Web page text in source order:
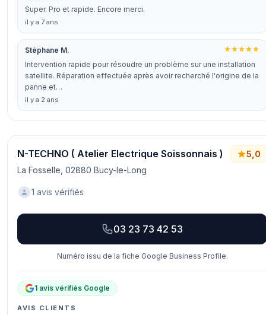
Super. Pro et rapide. Encore merci.
il y a 7 ans
Stéphane M.
Intervention rapide pour résoudre un problème sur une installation
satellite. Réparation effectuée après avoir recherché l'origine de la
panne et…
il y a 2 ans
N-TECHNO ( Atelier Electrique Soissonnais )
La Fosselle, 02880 Bucy-le-Long
5,0
1 avis vérifiés
03 23 73 42 53
Numéro issu de la fiche Google Business Profile.
1 avis vérifiés Google
AVIS CLIENTS